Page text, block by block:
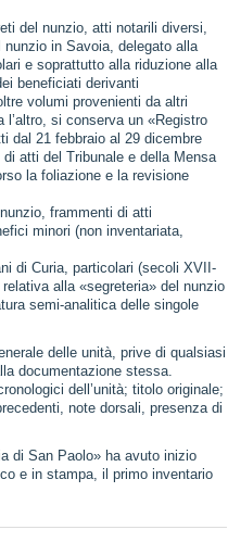
del nunzio, atti notarili diversi,
in Savoia, delegato alla
e soprattutto alla riduzione alla
beneficiati derivanti
volumi provenienti da altri
si conserva un «Registro
dal 21 febbraio al 29 dicembre
atti del Tribunale e della Mensa
la foliazione e la revisione
frammenti di atti
minori (non inventariata,
di Curia, particolari (secoli XVII-
alla «segreteria» del nunzio
semi-analitica delle singole
delle unità, prive di qualsiasi
documentazione stessa.
dell’unità; titolo originale;
note dorsali, presenza di
di San Paolo» ha avuto inizio
e in stampa, il primo inventario